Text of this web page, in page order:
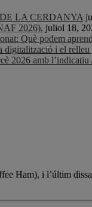
LA CERDANYA
2026). juliol 18,
Què podem
i el relleu
2026 amb
Ham), i l’últim